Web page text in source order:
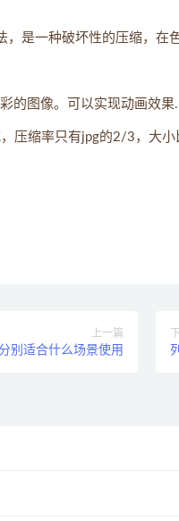
，是一种破坏性的压缩，
的图像。可以实现动画效果.
压缩率只有jpg的2/3，大
上一篇
别适合什么场景使用